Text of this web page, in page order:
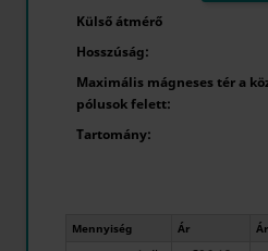
Külső átmérő
Hosszúság:
Maximális mágneses tér a
pólusok felett:
Tartomány:
Mennyiség Ár